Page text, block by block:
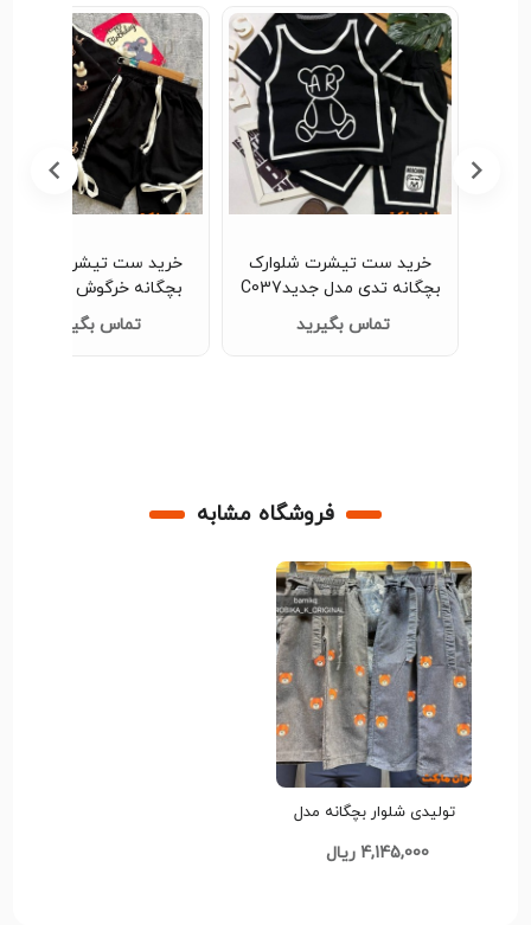
خرید ست تیشرت شلوارک
بچگانه تدی مدل جدیدC037
تماس بگیرید
خرید ست تیشرت شلوارک
بچگانه خرگوش مدل جدید
C032
تماس بگیرید
فروشگاه مشابه
تولیدی شلوار بچگانه مدل
4,145,000 ریال